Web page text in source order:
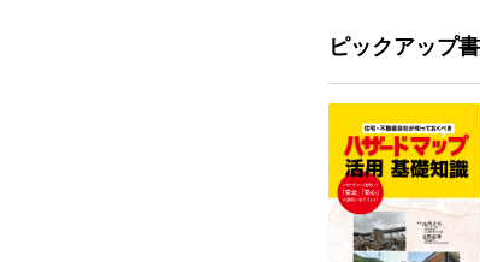
ピックアップ